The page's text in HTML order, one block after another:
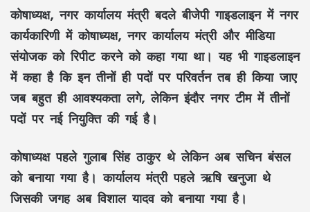
कोषाध्यक्ष, नगरकार्यालय मंत्री बदले बीजेपी गाइडलाइन में नगर
कार्यकारिणी में कोषाध्यक्ष, नगर कार्यालय मंत्री और मीडिया
संयोजक को रिपीट करने को कहा गया था। यह भी गाइडलाइन
में कहा है कि इन तीनों ही पदों पर परिवर्तन तब ही किया जाए
जब बहुत ही आवश्यकता लगे, लेकिन इंदौर नगर टीम में तीनों
पदों पर नई नियुक्ति की गई है।
कोषाध्यक्ष पहले गुलाब सिंह ठाकुर थे लेकिन अब सचिन बंसल
को बनाया गया है। कार्यालय मंत्री पहले ऋषि खनुजा थे
जिसकी जगह अब विशाल यादव को बनाया गया है।